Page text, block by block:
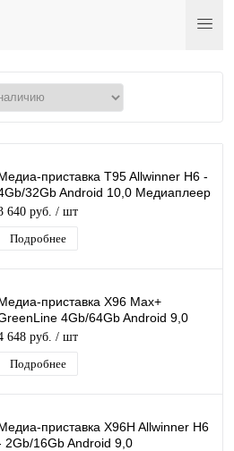
приставка T95 Allwinner H6 -
32Gb Android 10,0 Медиаплеер
tv IPTV приставка 4K H.265
640 руб. / шт
Подробнее
приставка X96 Max+
4Gb/64Gb Android 9,0
Smart tv IPTV OTT 4K
HD H.265
648 руб. / шт
Подробнее
приставка X96H Allwinner H6
2Gb/16Gb Android 9,0